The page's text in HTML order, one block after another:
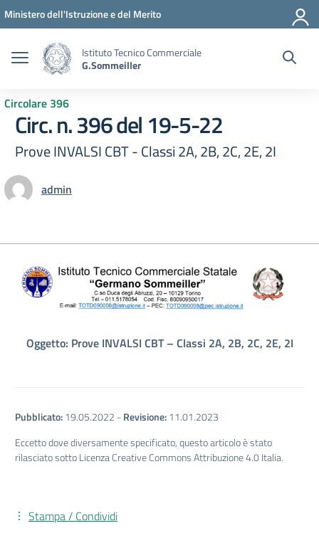
Vai ai contenuti
Vai al menu di navigazione
Vai al footer
Ministero dell'Istruzione e del Merito
Istituto Tecnico Commerciale
G.Sommeiller
Circolare 396
Circ. n. 396 del 19-5-22
Prove INVALSI CBT - Classi 2A, 2B, 2C, 2E, 2I
admin
Oggetto: Prove INVALSI CBT – Classi 2A, 2B, 2C, 2E, 2I
Pubblicato:19.05.2022 -Revisione:11.01.2023
Eccetto dove diversamente specificato, questo articolo è stato
rilasciato sotto Licenza Creative Commons Attribuzione 4.0 Italia.
Stampa / Condividi